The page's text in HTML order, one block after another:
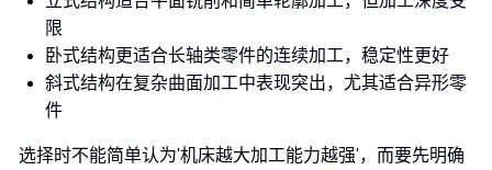
限
卧式结构更适合长轴类零件的连续加工，稳定性更好
斜式结构在复杂曲面加工中表现突出，尤其适合异形零
件
选择时不能简单认为'机床越大加工能力越强'，而要先明确